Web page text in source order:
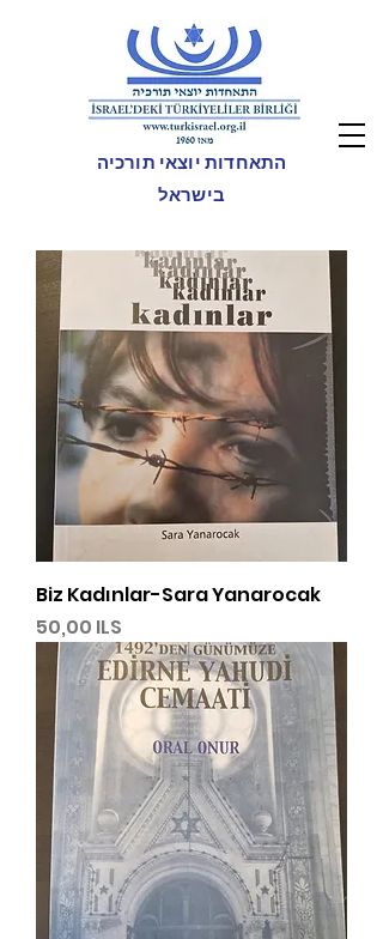
התאחדות יוצאי תורכיה
בישראל
Biz Kadınlar-Sara Yanarocak
Precio
50,00 ILS